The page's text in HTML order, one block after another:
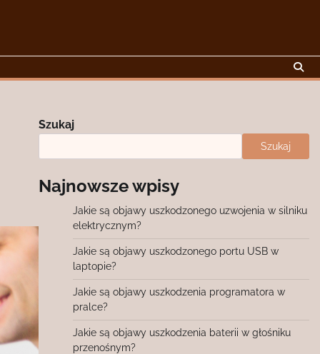
Szukaj
Szukaj
Najnowsze wpisy
Jakie są objawy uszkodzonego uzwojenia w silniku
elektrycznym?
Jakie są objawy uszkodzonego portu USB w
laptopie?
Jakie są objawy uszkodzenia programatora w
pralce?
Jakie są objawy uszkodzenia baterii w głośniku
przenośnym?